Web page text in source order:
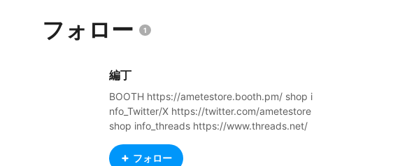
フォロー 1
編丁
BOOTH https://ametestore.booth.pm/ shop i
nfo_Twitter/X https://twitter.com/ametestore
shop info_threads https://www.threads.net/
i_ oc:ameteiia (Vtuberではない.)
フォロー